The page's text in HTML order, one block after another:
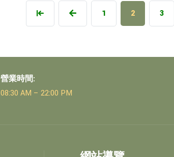
1 2 3
營業時間:
08:30 AM – 22:00 PM